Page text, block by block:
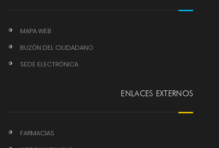
MAPA WEB
BUZÓN DEL CIUDADANO
SEDE ELECTRÓNICA
ENLACES EXTERNOS
FARMACIAS